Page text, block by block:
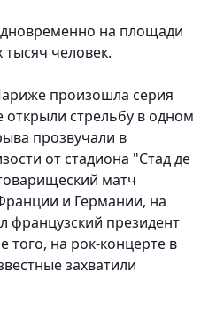
на площади
тысяч человек.
произошла серия
открыли стрельбу в одном
прозвучали в
от стадиона "Стад де
матч
и Германии, на
французский президент
на рок-концерте в
захватили